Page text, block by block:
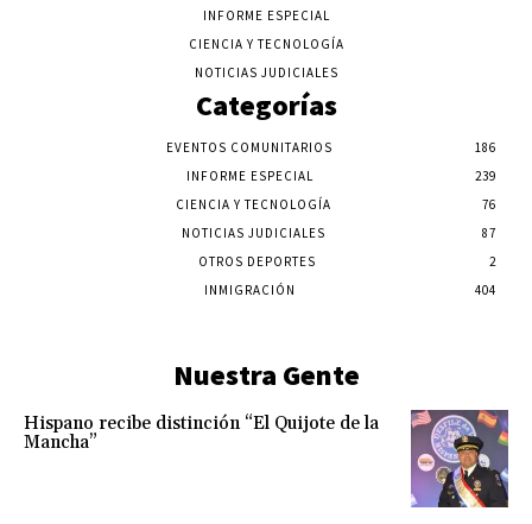
INFORME ESPECIAL
CIENCIA Y TECNOLOGÍA
NOTICIAS JUDICIALES
Categorías
EVENTOS COMUNITARIOS
186
INFORME ESPECIAL
239
CIENCIA Y TECNOLOGÍA
76
NOTICIAS JUDICIALES
87
OTROS DEPORTES
2
INMIGRACIÓN
404
Nuestra Gente
Hispano recibe distinción “El Quijote de la
Mancha”